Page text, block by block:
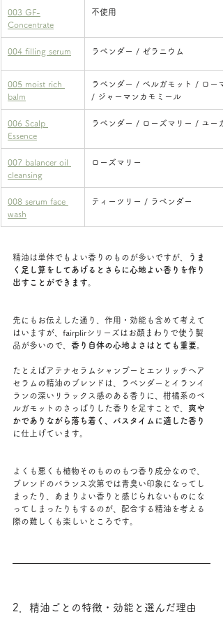
003 GF-
Concentrate
​不使用
004 filling serum ​ラベンダー / ゼラニウム
005 moist rich
balm
ラベンダー / ベルガモット / ロー
/ ジャーマンカモミール
006 Scalp
Essence
ラベンダー / ローズマリー / ユー
007 balancer oil
cleansing
ローズマリー
008 serum face
wash
ティーツリー / ラベンダー
精油は単体でもよい香りのものが多いですが、
うま
く足し算をしてあげるとさらに心地よい香りを作り
出すことができます
先にもお伝えした通り、作用・効能も含めて考えて
はいますが、fairplirシリーズはお顔まわりで使う製
品が多いので、 香り自体の心地よさはとても重要
たとえばアテナセラムシャンプーとエンリッチヘア
セラムの精油のブレンドは、ラベンダーとイランイ
ランの深いリラックス感のある香りに、柑橘系のベ
ルガモットのさっぱりした香りを足すことで、 爽や
かでありながら落ち着く、バスタイムに適した香り
に仕上げています。
よくも悪くも植物そのもののもつ香り成分なので、
ブレンドのバランス次第では青臭い印象になってし
まったり、あまりよい香りと感じられないものにな
ってしまったりもするのが、配合する精油を考える
際の難しくも楽しいところです。
2．精油ごとの特徴・効能と選んだ理由